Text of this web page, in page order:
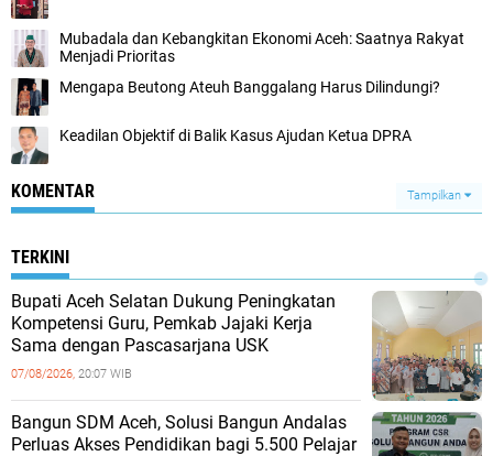
Mubadala dan Kebangkitan Ekonomi Aceh: Saatnya Rakyat
Menjadi Prioritas
Mengapa Beutong Ateuh Banggalang Harus Dilindungi?
Keadilan Objektif di Balik Kasus Ajudan Ketua DPRA
KOMENTAR Tampilkan
TERKINI
Bupati Aceh Selatan Dukung Peningkatan
Kompetensi Guru, Pemkab Jajaki Kerja
Sama dengan Pascasarjana USK
07/08/2026, 20:07 WIB
‎Bangun SDM Aceh, Solusi Bangun Andalas
Perluas Akses Pendidikan bagi 5.500 Pelajar ‎